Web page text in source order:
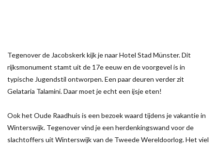
Tegenover de Jacobskerk kijk je naar Hotel Stad Münster. Dit
rijksmonument stamt uit de 17e eeuw en de voorgevel is in
typische Jugendstil ontworpen. Een paar deuren verder zit
Gelataria Talamini. Daar moet je echt een ijsje eten!
Ook het Oude Raadhuis is een bezoek waard tijdens je vakantie in
Winterswijk. Tegenover vind je een herdenkingswand voor de
slachtoffers uit Winterswijk van de Tweede Wereldoorlog. Het viel